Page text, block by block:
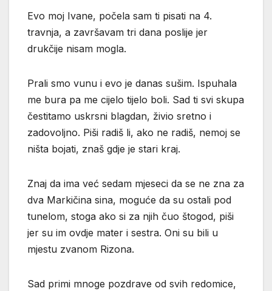
Evo moj Ivane, počela sam ti pisati na 4.
travnja, a završavam tri dana poslije jer
drukčije nisam mogla.
Prali smo vunu i evo je danas sušim. Ispuhala
me bura pa me cijelo tijelo boli. Sad ti svi skupa
čestitamo uskrsni blagdan, živio sretno i
zadovoljno. Piši radiš li, ako ne radiš, nemoj se
ništa bojati, znaš gdje je stari kraj.
Znaj da ima već sedam mjeseci da se ne zna za
dva Markičina sina, moguće da su ostali pod
tunelom, stoga ako si za njih čuo štogod, piši
jer su im ovdje mater i sestra. Oni su bili u
mjestu zvanom Rizona.
Sad primi mnoge pozdrave od svih redomice,